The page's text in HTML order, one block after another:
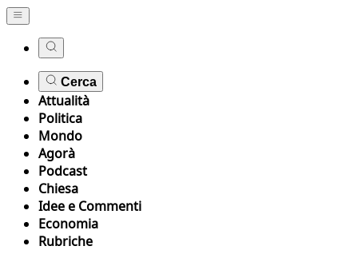
Cerca
Attualità
Politica
Mondo
Agorà
Podcast
Chiesa
Idee e Commenti
Economia
Rubriche